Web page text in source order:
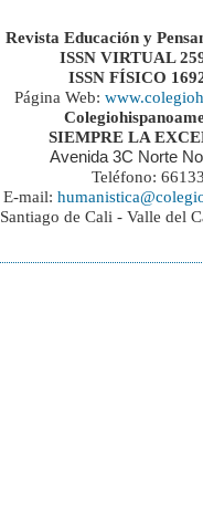
Revista Educación y
ISSN VIRTUAL
ISSN FÍSICO
Página Web:
SIEMPRE LA
Avenida 3C Norte
Teléfono:
E-mail:
Santiago de Cali - Valle del